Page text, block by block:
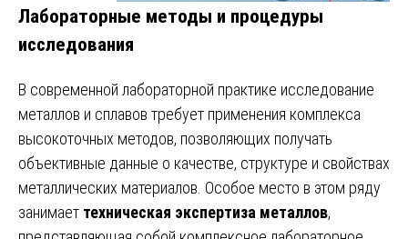
Лабораторные методы и процедуры
исследования
В современной лабораторной практике исследование
металлов и сплавов требует применения комплекса
высокоточных методов, позволяющих получать
объективные данные о качестве, структуре и свойствах
металлических материалов. Особое место в этом ряду
занимает техническая экспертиза металлов,